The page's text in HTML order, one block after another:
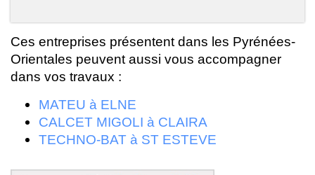
Ces entreprises présentent dans les Pyrénées-
Orientales peuvent aussi vous accompagner
dans vos travaux :
MATEU à ELNE
CALCET MIGOLI à CLAIRA
TECHNO-BAT à ST ESTEVE